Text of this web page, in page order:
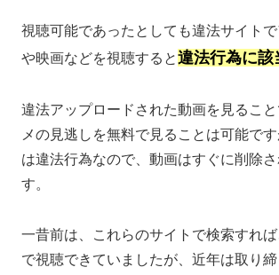
視聴可能であったとしても違法サイト
や映画などを視聴すると違法行為に該
違法アップロードされた動画を見るこ
メの見逃しを無料で見ることは可能で
は違法行為なので、動画はすぐに削除
す。
一昔前は、これらのサイトで検索すれ
で視聴できていましたが、近年は取り